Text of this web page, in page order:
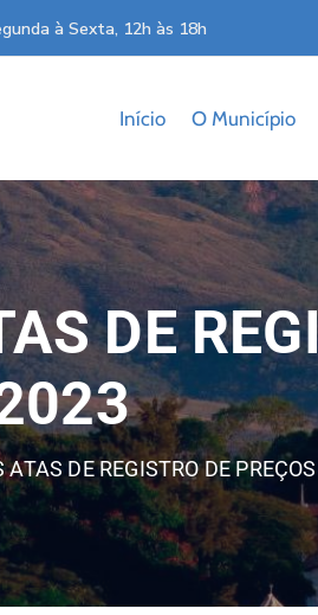
à Sexta, 12h às 18h
Início O Município
DE
ATAS DE REGISTRO DE